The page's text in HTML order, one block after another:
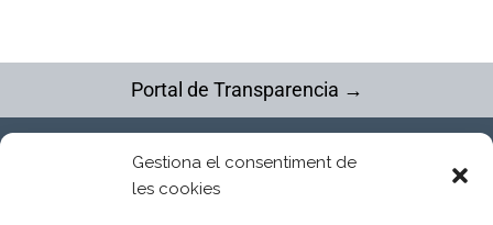
Gestiona el consentiment de
les cookies
Portal de Transparencia →
Fundació Tallers | Inclusión Laboral
Entidad de Pere Caver Grup